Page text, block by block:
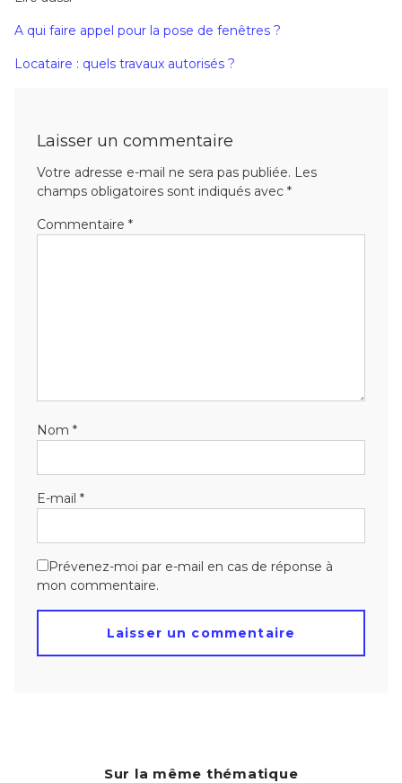
A qui faire appel pour la pose de fenêtres ?
Locataire : quels travaux autorisés ?
Laisser un commentaire
Votre adresse e-mail ne sera pas publiée. Les
champs obligatoires sont indiqués avec *
Commentaire *
Nom *
E-mail *
Prévenez-moi par e-mail en cas de réponse à
mon commentaire.
Sur la même thématique